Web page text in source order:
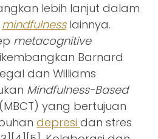
lebih lanjut dalam
mindfulnesslainnya.
metacognitive
Barnard
dan Williams
Mindfulness-Based
yang bertujuan
depresi dan stres